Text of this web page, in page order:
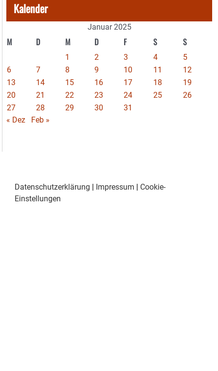
Kalender
Januar 2025
M D M D F S S
1 2 3 4
5
6
7 8 9 10 11
12
13
14 15 16 17 18
19
20
21 22 23 24 25
26
27
28 29 30
31
« Dez
Feb »
Datenschutzerklärung | Impressum | Cookie-
Einstellungen